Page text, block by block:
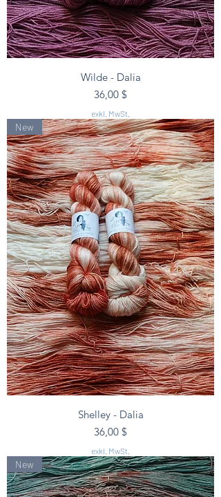
Wilde - Dalia
Preis
36,00 $
exkl. MwSt.
New
Shelley - Dalia
Preis
36,00 $
exkl. MwSt.
New